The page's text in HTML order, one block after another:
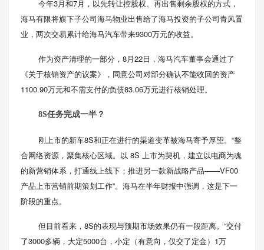
今年3月和7月，以先转让控股权、再出售剩余股权的方式，
海马有限将旗下子公司海马物业出售给了海马投资的子公司青风置
业，两次交易累计给海马汽车带来9300万元的收益。
作为资产清理的一部分，8月22日，海马汽车董事会通过了
《关于核销资产的议案》，同意公司对部分确认不能收回的资产
1100.90万元和不需支付的负债83.06万元进行核销处理。
8S任务完成一半？
刚上市的新车8S和正在进行的渠道变革被海马寄予厚望。“整
合网络资源，聚集核心区域。以 8S 上市为契机，建立以电商为魂
的新营销体系，打通线上线下；推进另一款新战略产品——VF00
产品上市营销前期策划工作”。海马在半年财报中强调，这是下一
阶段的重点。
但目前看来，8S的表现与预期市场效果仍有一段距离。“交付
了3000多辆，大定5000台，小定（有意向，仅交了定金）1万